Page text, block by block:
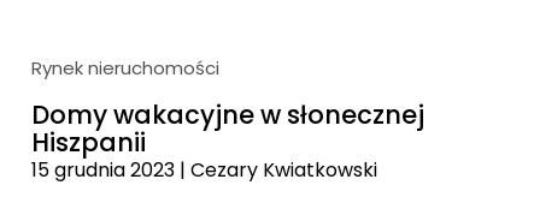
Rynek nieruchomości
Domy wakacyjne w słonecznej
Hiszpanii
15 grudnia 2023 |Cezary Kwiatkowski